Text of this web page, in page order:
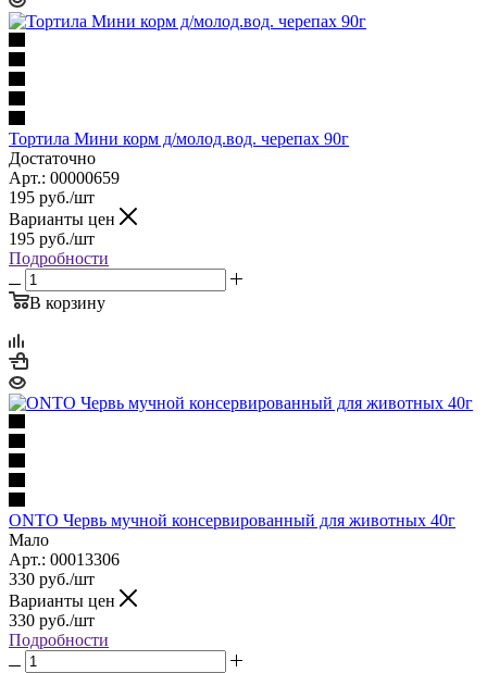
Тортила Мини корм д/молод.вод. черепах 90г
Достаточно
Арт.: 00000659
195 руб./шт
Варианты цен
195 руб./шт
Подробности
В корзину
ONTO Червь мучной консервированный для животных 40г
Мало
Арт.: 00013306
330 руб./шт
Варианты цен
330 руб./шт
Подробности